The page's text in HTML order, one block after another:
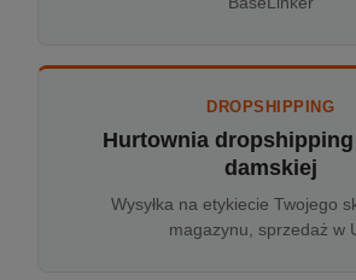
DROPSHIPPING
Hurtownia
damskiej
Wysyłka na etykiecie Twojego
magazynu, sprzedaż w